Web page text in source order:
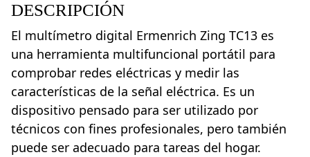
DESCRIPCIÓN
El multímetro digital Ermenrich Zing TC13 es
una herramienta multifuncional portátil para
comprobar redes eléctricas y medir las
características de la señal eléctrica. Es un
dispositivo pensado para ser utilizado por
técnicos con fines profesionales, pero también
puede ser adecuado para tareas del hogar.